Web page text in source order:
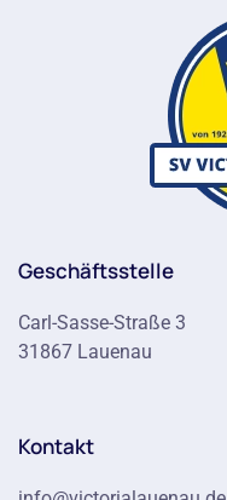
Geschäftsstelle
Carl-Sasse-Straße 3
31867 Lauenau
Kontakt